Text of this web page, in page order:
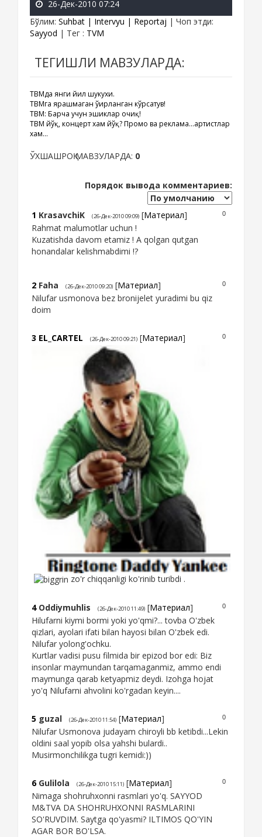
26-Дек-2010 07:24
Бўлим: Suhbat | Intervyu | Reportaj | Чоп этди:
Sayyod | Тег : TVM
ТЕГИШЛИ МАВЗУЛАРДА:
ТВМда янги йил шукухи.
ТВМга ярашмаган ўғирланган кўрсатув!
ТВМ: Барча учун эшиклар очиқ!
ТВМ йўқ, концерт хам йўқ? Промо ва реклама...артистлар
хам...
ЎХШАШРОҚ МАВЗУЛАРДА: 0
Порядок вывода комментариев:
0
1 KrasavchiK (26-Дек-2010 09:09) [Материал]
Rahmat malumotlar uchun !
Kuzatishda davom etamiz ! A qolgan qutgan
honandalar kelishmabdimi !?
0
2 Faha (26-Дек-2010 09:20) [Материал]
Nilufar usmonova bez bronijelet yuradimi bu qiz
doim
0
3 EL_CARTEL (26-Дек-2010 09:21) [Материал]
zo'r chiqqanligi ko'rinib turibdi .
0
4 Oddiymuhlis (26-Дек-2010 11:49) [Материал]
Hilufarni kiymi bormi yoki yo'qmi?... tovba O'zbek
qizlari, ayolari ifati bilan hayosi bilan O'zbek edi.
Nilufar yolong'ochku.
Kurtlar vadisi pusu filmida bir epizod bor edi: Biz
insonlar maymundan tarqamaganmiz, ammo endi
maymunga qarab ketyapmiz deydi. Izohga hojat
yo'q Nilufarni ahvolini ko'rgadan keyin....
0
5 guzal (26-Дек-2010 11:54) [Материал]
Nilufar Usmonova judayam chiroyli bb ketibdi...Lekin
oldini saal yopib olsa yahshi bulardi..
Musirmonchilikga tugri kemidi:))
0
6 Gulilola (26-Дек-2010 15:11) [Материал]
Nimaga shohruhxonni rasmlari yo'q. SAYYOD
M&TVA DA SHOHRUHXONNI RASMLARINI
SO'RUVDIM. Saytga qo'yasmi? ILTIMOS QO'YIN
AGAR BOR BO'LSA.